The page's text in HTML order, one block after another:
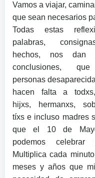
Vamos a viajar,
que sean necesarios
Todas estas
palabras,
hechos, nos dan
conclusiones,
personas
hacen falta a
hijxs, hermanxs,
tíxs e incluso madres
que el 10 de
podemos celebrar
Multiplica cada
meses y años que